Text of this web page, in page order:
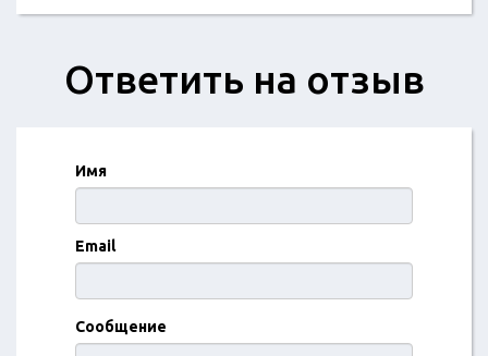
Ответить на отзыв
Имя
Email
Сообщение